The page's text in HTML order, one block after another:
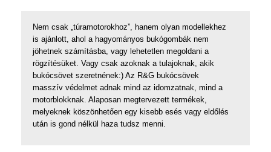
Nem csak „túramotorokhoz”, hanem olyan modellekhez
is ajánlott, ahol a hagyományos bukógombák nem
jöhetnek számításba, vagy lehetetlen megoldani a
rögzítésüket. Vagy csak azoknak a tulajoknak, akik
bukócsövet szeretnének:) Az R&G bukócsövek
masszív védelmet adnak mind az idomzatnak, mind a
motorblokknak. Alaposan megtervezett termékek,
melyeknek köszönhetően egy kisebb esés vagy eldőlés
után is gond nélkül haza tudsz menni.